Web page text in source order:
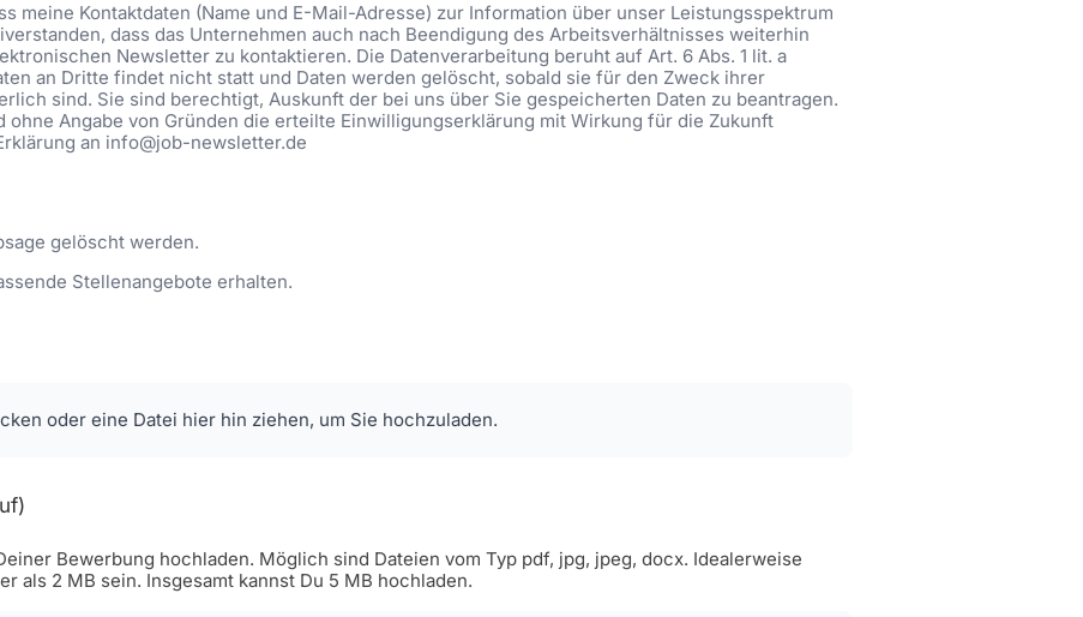
meine Kontaktdaten (Name und E-Mail-Adresse) zur Information über unser Leistungsspektrum
dass das Unternehmen auch nach Beendigung des Arbeitsverhältnisses weiterhin
Newsletter zu kontaktieren. Die Datenverarbeitung beruht auf Art. 6 Abs. 1 lit. a
an Dritte findet nicht statt und Daten werden gelöscht, sobald sie für den Zweck ihrer
sind. Sie sind berechtigt, Auskunft der bei uns über Sie gespeicherten Daten zu beantragen.
ohne Angabe von Gründen die erteilte Einwilligungserklärung mit Wirkung für die Zukunft
an info@job-newsletter.de
gelöscht werden.
Stellenangebote erhalten.
oder eine Datei hier hin ziehen, um Sie hochzuladen.
Bewerbung hochladen. Möglich sind Dateien vom Typ pdf, jpg, jpeg, docx. Idealerweise
als 2 MB sein. Insgesamt kannst Du 5 MB hochladen.